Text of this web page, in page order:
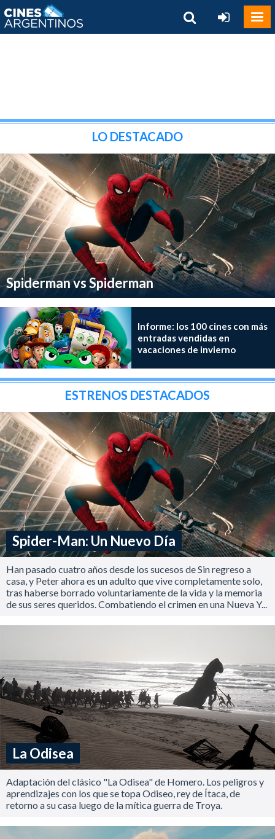
LO DESTACADO
Spiderman vs Spiderman
Informe: los 100 cines con más
entradas vendidas en
vacaciones de invierno
ESTRENOS DESTACADOS
Spider-Man: Un Nuevo Día
Han pasado cuatro años desde los sucesos de Sin regreso a
casa, y Peter ahora es un adulto que vive completamente solo,
tras haberse borrado voluntariamente de la vida y la memoria
de sus seres queridos. Combatiendo el crimen en una Nueva Y...
La Odisea
Adaptación del clásico "La Odisea" de Homero. Los peligros y
aprendizajes con los que se topa Odiseo, rey de Ítaca, de
retorno a su casa luego de la mítica guerra de Troya.